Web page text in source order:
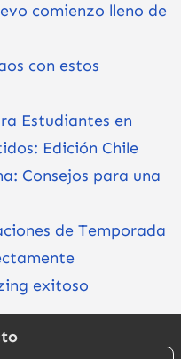
comienzo lleno de
con estos
Estudiantes en
Edición Chile
Consejos para una
de Temporada
exitoso